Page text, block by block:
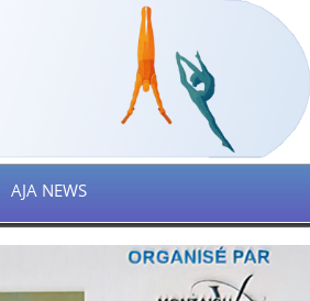
AJA NEWS